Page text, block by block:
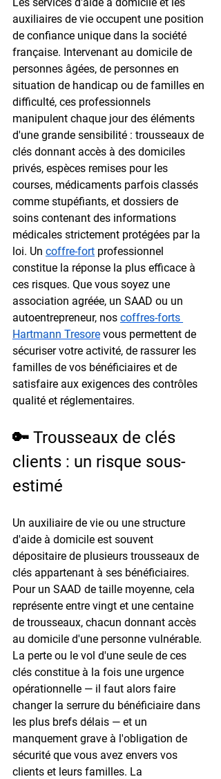
auxiliaires de vie occupent une position
de confiance unique dans la société
française. Intervenant au domicile de
personnes âgées, de personnes en
situation de handicap ou de familles en
difficulté, ces professionnels
manipulent chaque jour des éléments
d'une grande sensibilité : trousseaux de
clés donnant accès à des domiciles
privés, espèces remises pour les
courses, médicaments parfois classés
comme stupéfiants, et dossiers de
soins contenant des informations
médicales strictement protégées par la
loi. Un coffre-fort professionnel
constitue la réponse la plus efficace à
ces risques. Que vous soyez une
association agréée, un SAAD ou un
autoentrepreneur, nos coffres-forts
Hartmann Tresore vous permettent de
sécuriser votre activité, de rassurer les
familles de vos bénéficiaires et de
satisfaire aux exigences des contrôles
qualité et réglementaires.
🔑 Trousseaux de clés
clients : un risque sous-
estimé
Un auxiliaire de vie ou une structure
d'aide à domicile est souvent
dépositaire de plusieurs trousseaux de
clés appartenant à ses bénéficiaires.
Pour un SAAD de taille moyenne, cela
représente entre vingt et une centaine
de trousseaux, chacun donnant accès
au domicile d'une personne vulnérable.
La perte ou le vol d'une seule de ces
clés constitue à la fois une urgence
opérationnelle — il faut alors faire
changer la serrure du bénéficiaire dans
les plus brefs délais — et un
manquement grave à l'obligation de
sécurité que vous avez envers vos
clients et leurs familles. La